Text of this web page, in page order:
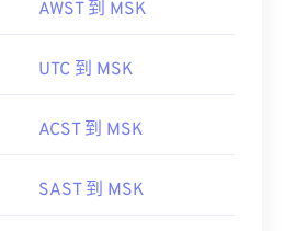
AWST 到 MSK
UTC 到 MSK
ACST 到 MSK
SAST 到 MSK